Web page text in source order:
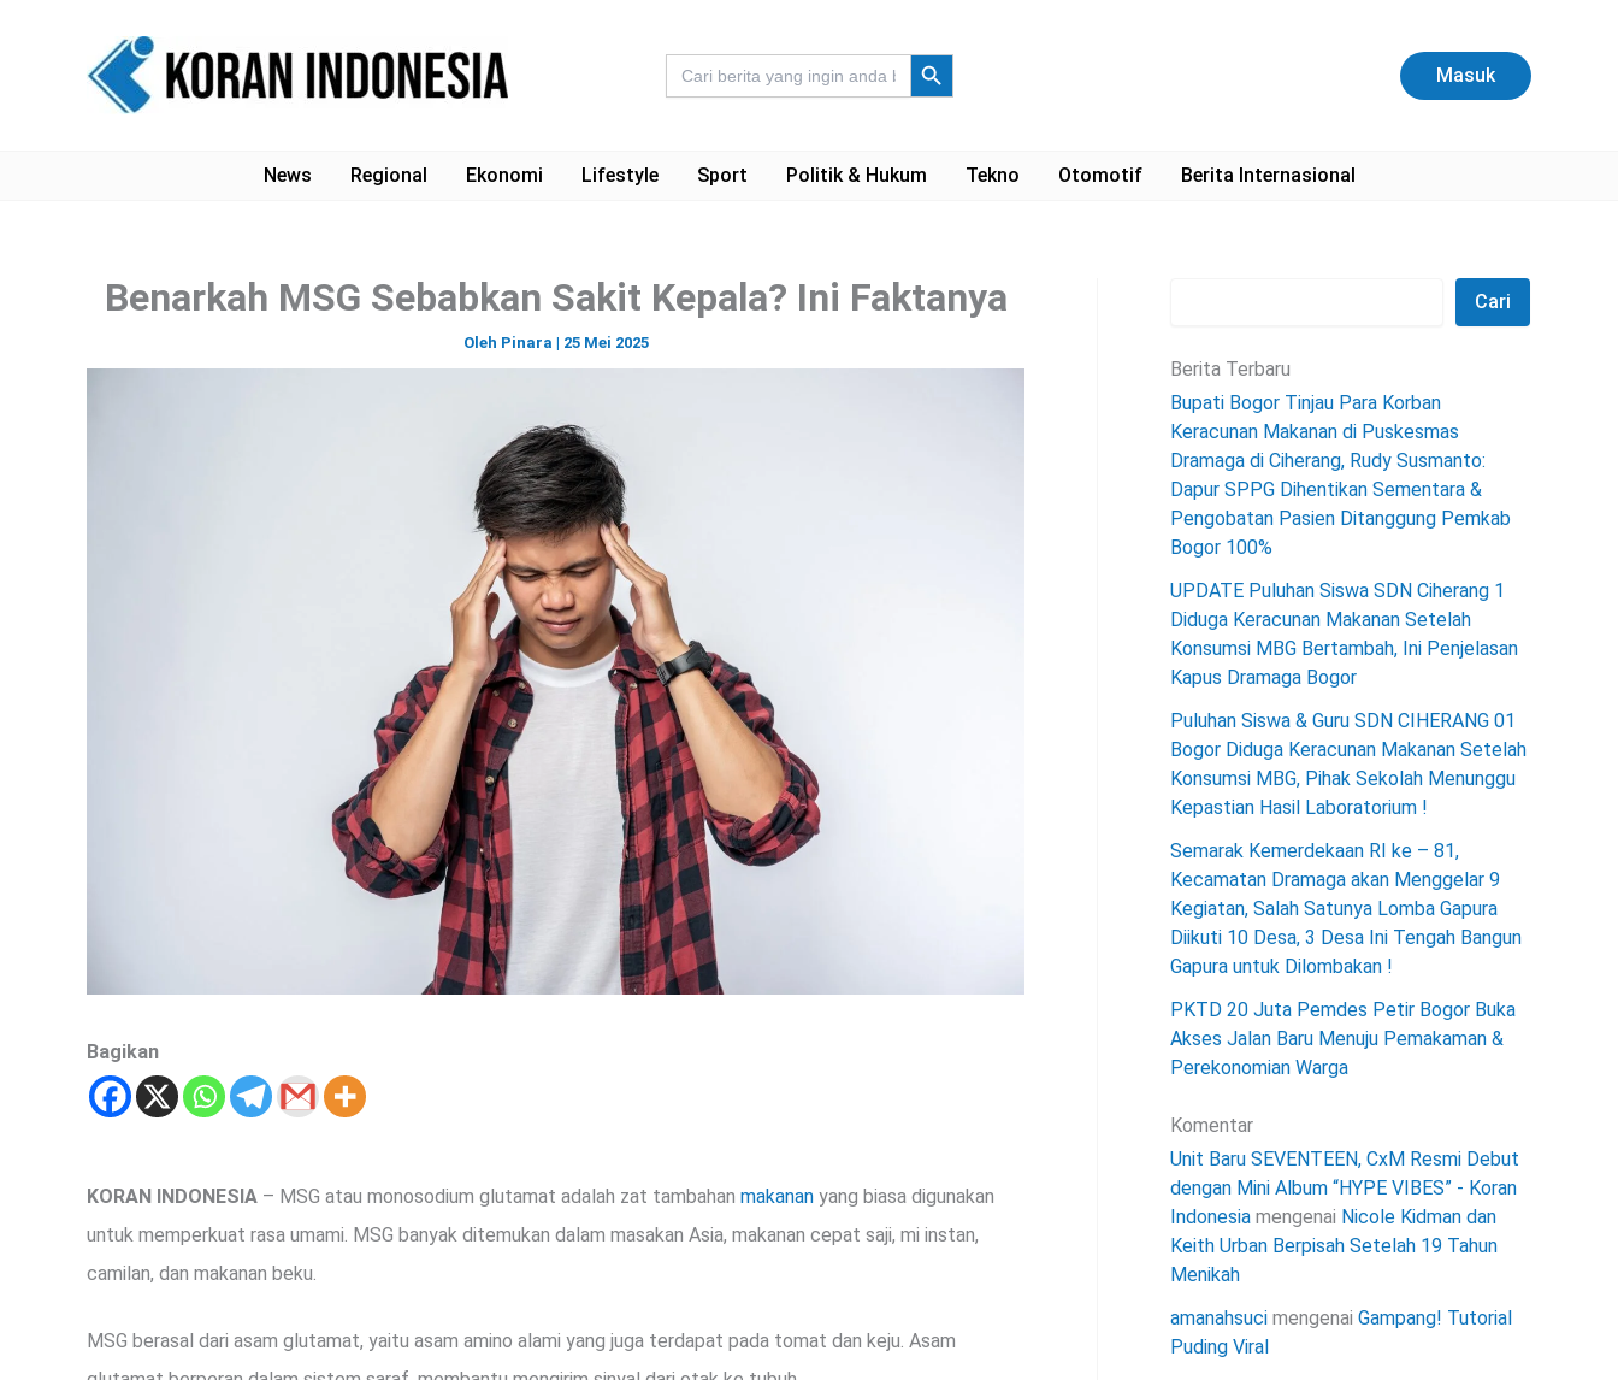
Search
for:
Search Button
Masuk
News Regional Ekonomi Lifestyle Sport Politik & Hukum Tekno Otomotif Berita Internasional
Benarkah MSG Sebabkan Sakit Kepala? Ini Faktanya
Oleh Pinara | 25 Mei 2025
Bagikan
KORAN INDONESIA – MSG atau monosodium glutamat adalah zat tambahan makanan yang biasa digunakan
untuk memperkuat rasa umami. MSG banyak ditemukan dalam masakan Asia, makanan cepat saji, mi instan,
camilan, dan makanan beku.
MSG berasal dari asam glutamat, yaitu asam amino alami yang juga terdapat pada tomat dan keju. Asam
Cari
Berita Terbaru
Bupati Bogor Tinjau Para Korban
Keracunan Makanan di Puskesmas
Dramaga di Ciherang, Rudy Susmanto:
Dapur SPPG Dihentikan Sementara &
Pengobatan Pasien Ditanggung Pemkab
Bogor 100%
UPDATE Puluhan Siswa SDN Ciherang 1
Diduga Keracunan Makanan Setelah
Konsumsi MBG Bertambah, Ini Penjelasan
Kapus Dramaga Bogor
Puluhan Siswa & Guru SDN CIHERANG 01
Bogor Diduga Keracunan Makanan Setelah
Konsumsi MBG, Pihak Sekolah Menunggu
Kepastian Hasil Laboratorium !
Semarak Kemerdekaan RI ke – 81,
Kecamatan Dramaga akan Menggelar 9
Kegiatan, Salah Satunya Lomba Gapura
Diikuti 10 Desa, 3 Desa Ini Tengah Bangun
Gapura untuk Dilombakan !
PKTD 20 Juta Pemdes Petir Bogor Buka
Akses Jalan Baru Menuju Pemakaman &
Perekonomian Warga
Komentar
Unit Baru SEVENTEEN, CxM Resmi Debut
dengan Mini Album “HYPE VIBES” - Koran
Indonesia mengenai Nicole Kidman dan
Keith Urban Berpisah Setelah 19 Tahun
Menikah
amanahsuci mengenai Gampang! Tutorial
Puding Viral